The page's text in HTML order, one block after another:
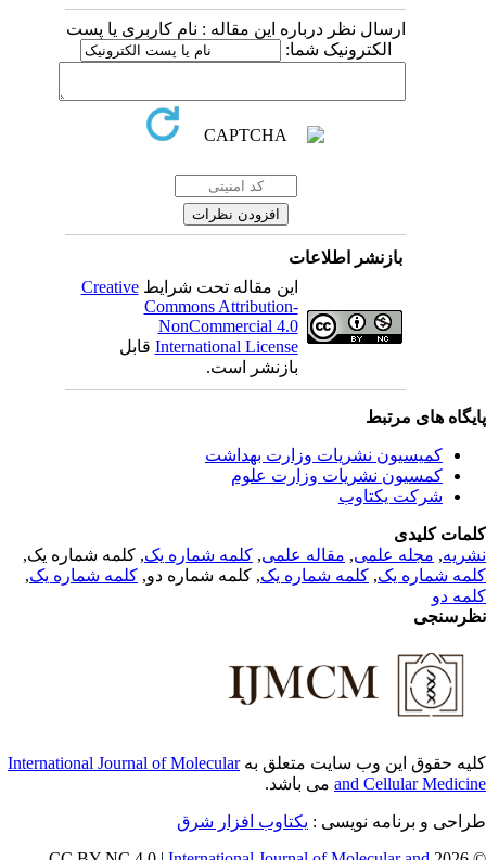
ارسال نظر درباره این مقاله : نام کاربری یا پست
الکترونیک شما:
بازنشر اطلاعات
این مقاله تحت شرایطCreative
Commons Attribution-
NonCommercial 4.0
International Licenseقابل
بازنشر است.
های مرتبط
کمیسیون نشریات وزارت بهداشت
کمسیون نشریات وزارت علوم
شرکت یکتاوب
کلیدی
,مجله علمی, مقاله علمی, کلمه شماره یک, کلمه شماره یک,
شماره یک,کلمه شماره یک, کلمه شماره دو,کلمه شماره یک,
دو
حقوق این وب سایت متعلق بهInternational Journal of Molecular
and Cellularمی باشد.
و برنامه نویسی : یکتاوب افزار شرق